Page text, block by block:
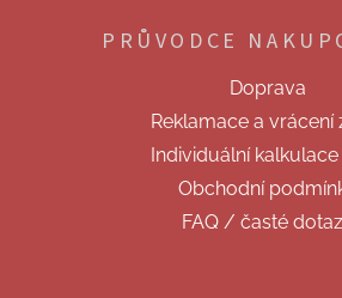
PRŮVODCE
Doprava
Reklamace a vrácení
Individuální
Obchodní
FAQ / časté